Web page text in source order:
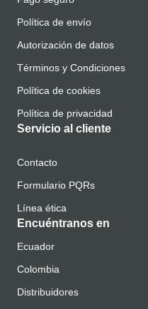
Política de envío
Autorización de datos
Términos y Condiciones
Política de cookies
Política de privacidad
Servicio al cliente
Contacto
Formulario PQRs
Línea ética
Encuéntranos en
Ecuador
Colombia
Distribuidores